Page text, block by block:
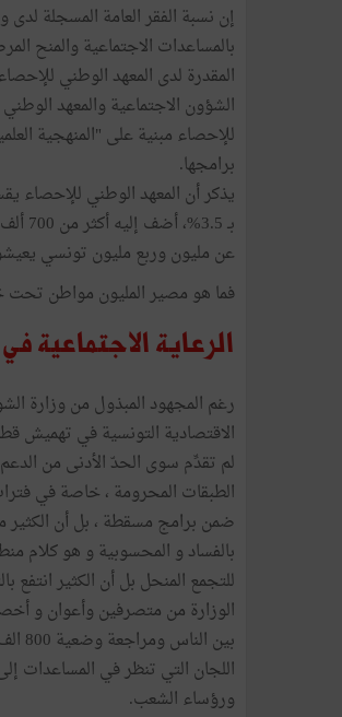
المقدرة لدى المعهد الوطني
الشؤون الاجتماعية والمعهد
للإحصاء مبنية على "المنهجية
برامجها.
يذكر أن المعهد الوطني للإحصاء
عن مليون وربع مليون تونسي
فما هو مصير المليون مواطن
الرعاية
رغم المجهود المبذول من وزارة
الاقتصادية التونسية في تهميش
لم تقدِّم سوى الحدّ الأدنى من الدعم
الطبقات المحرومة ، خاصة في
ضمن برامج مسقطة ، بل أن الكثير
بالفساد و المحسوبية و هو كلام
للتجمع المنحل بل أن الكثير
الوزارة من متصرفين وأعوان و
اللجان التي تنظر في المساعدات
ورؤساء الشعب.